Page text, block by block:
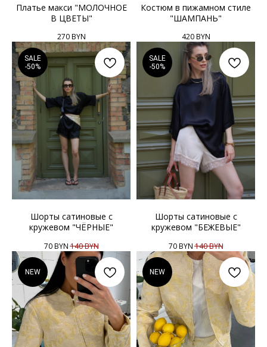
Платье макси "МОЛОЧНОЕ
В ЦВЕТЫ"
270 BYN
Костюм в пижамном стиле
"ШАМПАНЬ"
420 BYN
SALE
-50%
Шорты сатиновые с
кружевом "ЧЁРНЫЕ"
70 BYN 140BYN
SALE
-50%
Шорты сатиновые с
кружевом "БЕЖЕВЫЕ"
70 BYN 140BYN
NEW NEW